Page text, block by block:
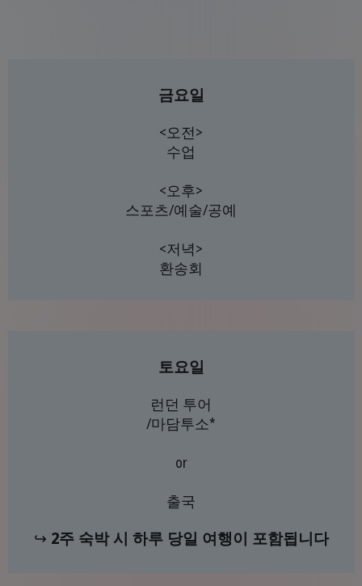
금요일
<오전>
수업
<오후>
스포츠/예술/공예
<저녁>
환송회
토요일
런던 투어
/마담투소*
or
출국
↪ 2주 숙박 시 하루 당일 여행이 포함됩니다